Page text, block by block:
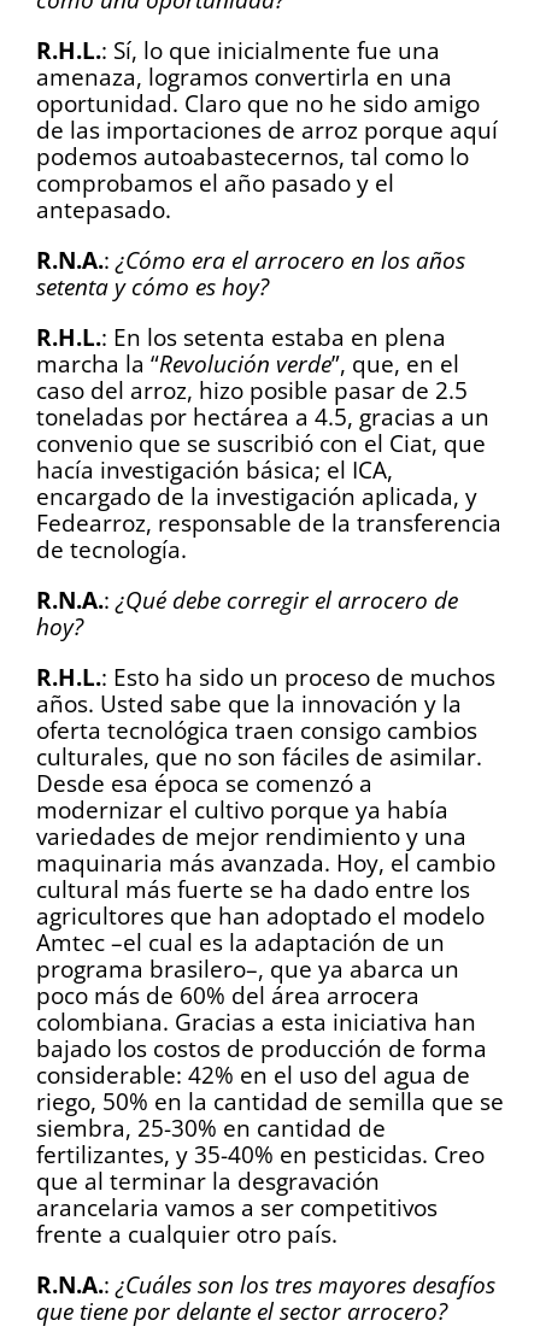
R.H.L.: Sí, lo que inicialmente fue una
amenaza, logramos convertirla en una
oportunidad. Claro que no he sido amigo
de las importaciones de arroz porque aquí
podemos autoabastecernos, tal como lo
comprobamos el año pasado y el
antepasado.
R.N.A.: ¿Cómo era el arrocero en los años
setenta y cómo es hoy?
R.H.L.: En los setenta estaba en plena
marcha la “Revolución verde”, que, en el
caso del arroz, hizo posible pasar de 2.5
toneladas por hectárea a 4.5, gracias a un
convenio que se suscribió con el Ciat, que
hacía investigación básica; el ICA,
encargado de la investigación aplicada, y
Fedearroz, responsable de la transferencia
de tecnología.
R.N.A.: ¿Qué debe corregir el arrocero de
hoy?
R.H.L.: Esto ha sido un proceso de muchos
años. Usted sabe que la innovación y la
oferta tecnológica traen consigo cambios
culturales, que no son fáciles de asimilar.
Desde esa época se comenzó a
modernizar el cultivo porque ya había
variedades de mejor rendimiento y una
maquinaria más avanzada. Hoy, el cambio
cultural más fuerte se ha dado entre los
agricultores que han adoptado el modelo
Amtec –el cual es la adaptación de un
programa brasilero–, que ya abarca un
poco más de 60% del área arrocera
colombiana. Gracias a esta iniciativa han
bajado los costos de producción de forma
considerable: 42% en el uso del agua de
riego, 50% en la cantidad de semilla que se
siembra, 25-30% en cantidad de
fertilizantes, y 35-40% en pesticidas. Creo
que al terminar la desgravación
arancelaria vamos a ser competitivos
frente a cualquier otro país.
R.N.A.: ¿Cuáles son los tres mayores desafíos
que tiene por delante el sector arrocero?